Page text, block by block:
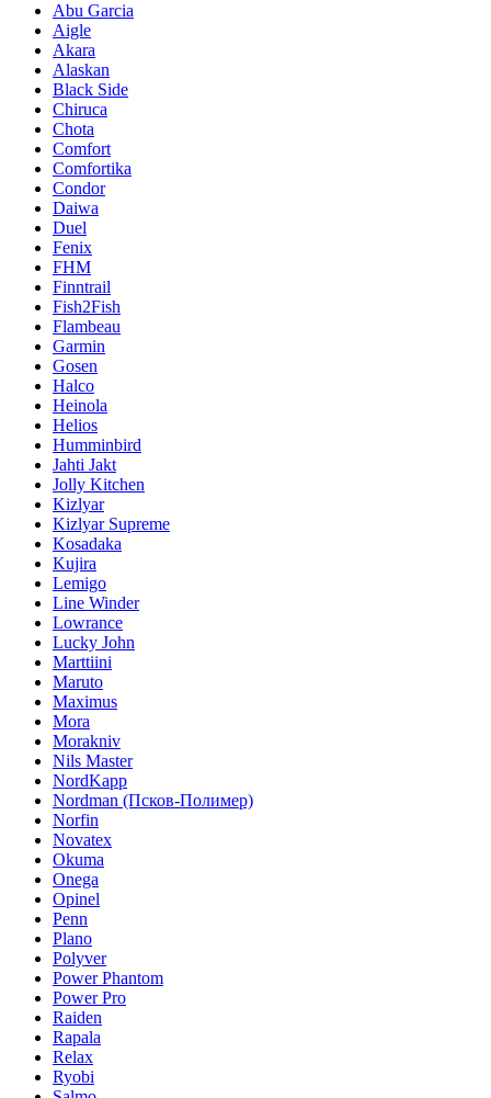
Abu Garcia
Aigle
Akara
Alaskan
Black Side
Chiruca
Chota
Comfort
Comfortika
Condor
Daiwa
Duel
Fenix
FHM
Finntrail
Fish2Fish
Flambeau
Garmin
Gosen
Halco
Heinola
Helios
Humminbird
Jahti Jakt
Jolly Kitchen
Kizlyar
Kizlyar Supreme
Kosadaka
Kujira
Lemigo
Line Winder
Lowrance
Lucky John
Marttiini
Maruto
Maximus
Mora
Morakniv
Nils Master
NordKapp
Nordman (Псков-Полимер)
Norfin
Novatex
Okuma
Onega
Opinel
Penn
Plano
Polyver
Power Phantom
Power Pro
Raiden
Rapala
Relax
Ryobi